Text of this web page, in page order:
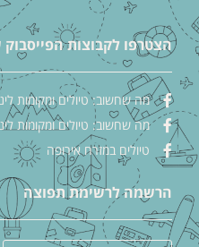
הצטרפו לקבוצות הפייסבוק
מה שחשוב: טיולים ומקומות
מה שחשוב: טיולים ומקומות
טיולים במזרח אירופה
הרשמה לרשימת תפוצה